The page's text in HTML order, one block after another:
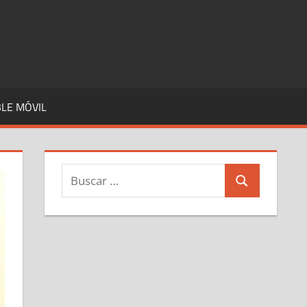
MÓVIL
Buscar:
Buscar